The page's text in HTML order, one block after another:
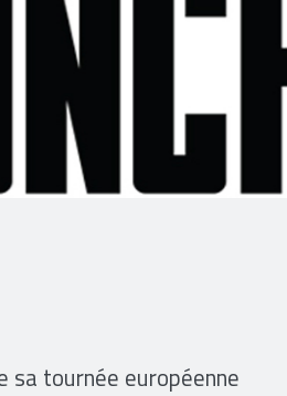
sa tournée européenne